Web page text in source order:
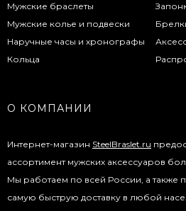
Мужские браслеты
Мужские колье и подвески
Наручные часы и хронографы
Кольца
О КОМПАНИИ
Интернет-магазин SteelBraslet.ru
ассортимент мужских аксессуаров
Мы работаем по всей России, а также
самую быструю доставку в любой